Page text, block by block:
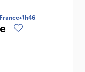
France•1h46